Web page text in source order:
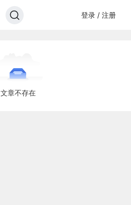
登录 / 注册
文章不存在